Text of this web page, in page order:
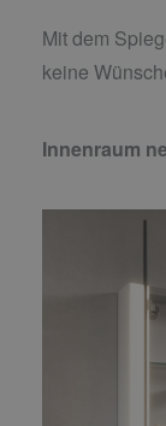
Mit dem
keine
Innenraum